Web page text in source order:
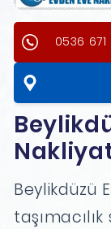
0536
Beylikdüzü